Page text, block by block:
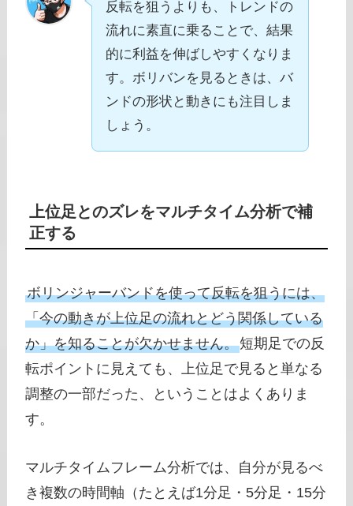
反転を狙うよりも、トレンドの
流れに素直に乗ることで、結果
的に利益を伸ばしやすくなりま
す。ボリバンを見るときは、バ
ンドの形状と動きにも注目しま
しょう。
上位足とのズレをマルチタイム分析で補
正する
ボリンジャーバンドを使って反転を狙うには、
「今の動きが上位足の流れとどう関係している
か」を知ることが欠かせません。短期足での反
転ポイントに見えても、上位足で見ると単なる
調整の一部だった、ということはよくありま
す。
マルチタイムフレーム分析では、自分が見るべ
き複数の時間軸（たとえば1分足・5分足・15分